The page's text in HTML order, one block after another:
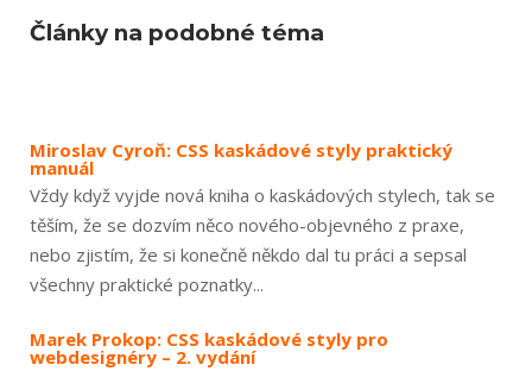
Články na podobné téma
Miroslav Cyroň: CSS kaskádové styly praktický
manuál
Vždy když vyjde nová kniha o kaskádových stylech, tak se
těším, že se dozvím něco nového-objevného z praxe,
nebo zjistím, že si konečně někdo dal tu práci a sepsal
všechny praktické poznatky...
Marek Prokop: CSS kaskádové styly pro
webdesignéry – 2. vydání